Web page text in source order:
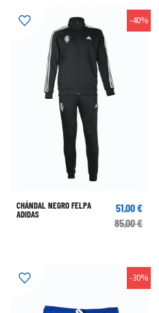
-40%
CHÁNDAL NEGRO FELPA
ADIDAS
51,00 €
85,00 €
-30%